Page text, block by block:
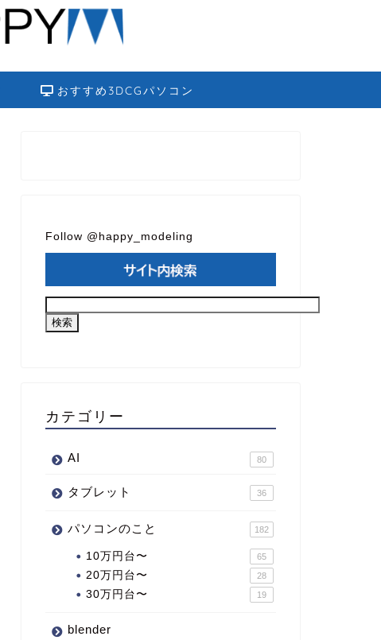
おすすめ3DCGパソコン
Follow @happy_modeling
カテゴリー
AI 80
タブレット 36
パソコンのこと 182
10万円台〜 65
20万円台〜 28
30万円台〜 19
blender